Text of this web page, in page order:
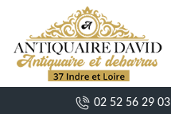
02 52 56 29 03